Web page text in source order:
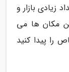
زیادی بازار و
مکان ها می
را پیدا کنید